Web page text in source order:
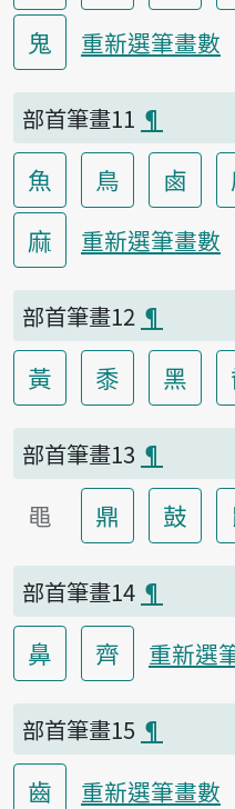
鬼
重新選筆畫數
部首筆畫11 ¶
魚 鳥 鹵
麻 重新選筆畫數
部首筆畫12 ¶
黃 黍 黑
部首筆畫13 ¶
黽 鼎 鼓
部首筆畫14 ¶
鼻 齊 重新選
部首筆畫15 ¶
齒 重新選筆畫數